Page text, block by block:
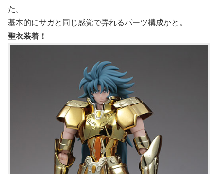
た。
基本的にサガと同じ感覚で弄れるパーツ構成かと。
聖衣装着！